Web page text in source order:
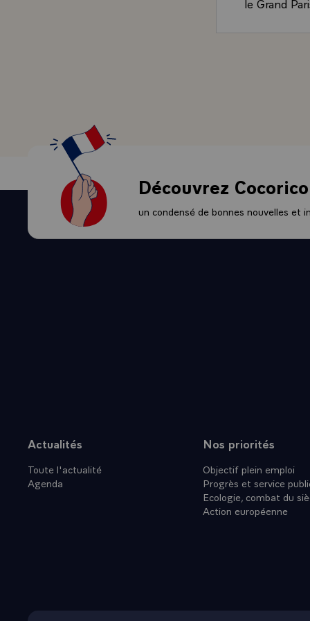
Comme si,
folle qui
que je me
Mettre en
historique
Rhône est
ferroviaire
L'identité
l'Union
Je veux
des
à
Cela passe
l'horizon de
l'actuel
nous
de cette
Découvrez Cocorico
un condensé de bonnes nouvelles et
Plan du site
Actualités
Toute l'actualité
Agenda
Nos priorités
Objectif plein emploi
Progrès et service
Ecologie, combat du
Action européenne